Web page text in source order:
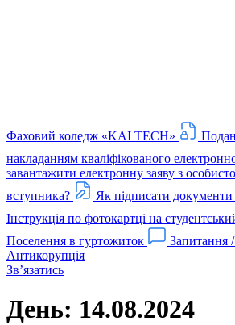
Фаховий коледж «KAI TECH»
накладанням кваліфікованого
завантажити електронну заяву з
вступника?
Як підписати документи
Інструкція по фотокартці на
Поселення в гуртожиток
Запитання /
Антикорупція
Звʼязатись
День: 14.08.2024